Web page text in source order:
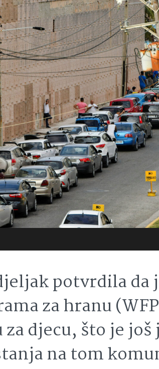
potvrdila da
za hranu
djecu, što je
na tom